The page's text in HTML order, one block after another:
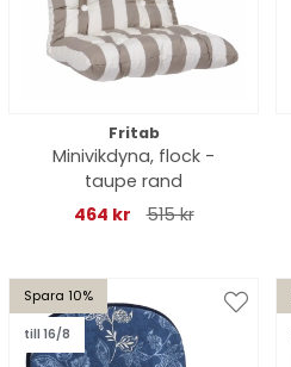
Fritab
Minivikdyna, flock -
taupe rand
464 kr
515 kr
Spara 10%
till 16/8